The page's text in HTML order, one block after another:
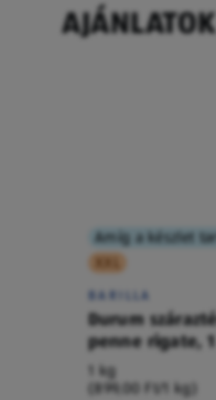
Amíg a készlet
XXL
BARILLA
Durum
penne rigate,
1 kg
(899,00 Ft/1 kg)